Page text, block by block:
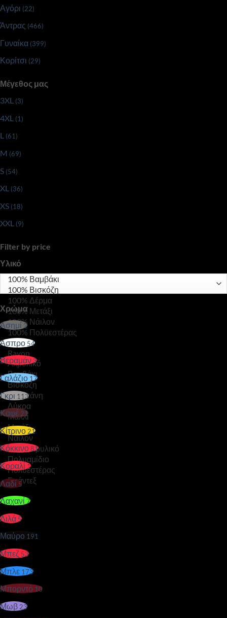
Αγόρι (22)
Άντρας (466)
Γυναίκα (399)
Κορίτσι (29)
Μέγεθος μας
3XL (3)
4XL (1)
L (61)
M (69)
S (54)
XL (36)
XS (18)
XXL (9)
Filter by price
Υλικό
Χρώμα
Ασημί 2
Άσπρο 54
Βεραμάν3
Γαλάζιο 17
Γκρι 113
Καφέ 21
Κίτρινο 21
Κόκκινο81
Κοραλί1
Λαδί 5
Λαχανί7
Λιλά 5
Μαύρο 191
Μπεζ 53
Μπλε 173
Μπορντό 10
Μωβ 23